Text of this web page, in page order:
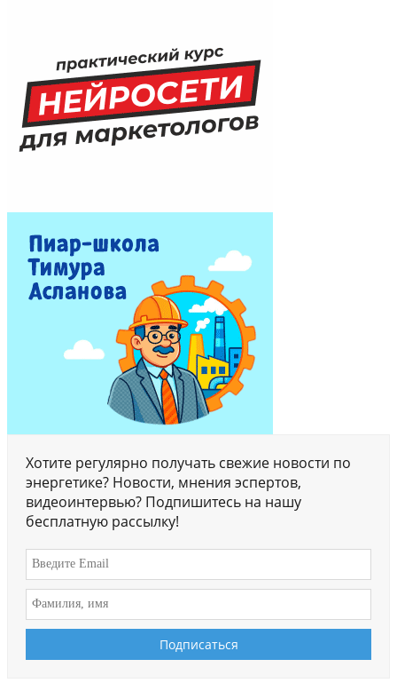
Хотите регулярно получать свежие новости по
энергетике? Новости, мнения эспертов,
видеоинтервью? Подпишитесь на нашу
бесплатную рассылку!